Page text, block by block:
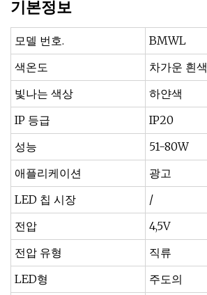
기본정보
모델 번호.
BMWL
색온도
차가운 흰색
빛나는 색상
하얀색
IP 등급
IP20
성능
51-80W
애플리케이션
광고
LED 칩 시장
/
전압
4,5V
전압 유형
직류
LED형
주도의